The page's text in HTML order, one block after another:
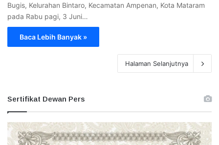
Bugis, Kelurahan Bintaro, Kecamatan Ampenan, Kota Mataram
pada Rabu pagi, 3 Juni…
Baca Lebih Banyak »
Halaman Selanjutnya
Sertifikat Dewan Pers